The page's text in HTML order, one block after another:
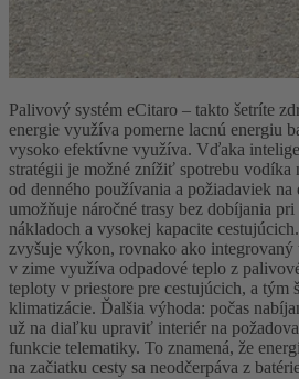
Palivový systém eCitaro – takto šetríte
energie využíva pomerne lacnú energiu
vysoko efektívne využíva. Vďaka
stratégii je možné znížiť spotrebu vodíka
od denného používania a požiadaviek na
umožňuje náročné trasy bez dobíjania
nákladoch a vysokej kapacite
zvyšuje výkon, rovnako ako integrovaný
v zime využíva odpadové teplo z
teploty v priestore pre cestujúcich, a tým
klimatizácie. Ďalšia výhoda: počas
už na diaľku upraviť interiér na
funkcie telematiky. To znamená, že
na začiatku cesty sa neodčerpáva z